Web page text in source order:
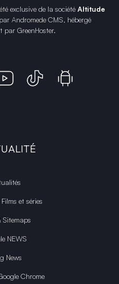
exclusive de la société Altitude
Andromede CMS, hébergé
par GreenHoster.
et séries
Sitemaps
NEWS
News
Chrome